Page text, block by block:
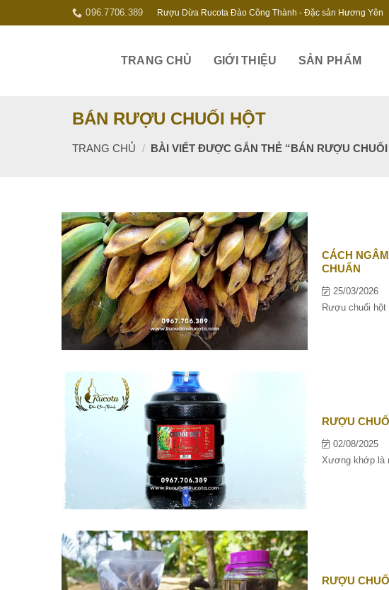
to
096.7706.389 Rượu Dừa Rucota Đào Công Thành - Đặc sản Hương Yên
TRANG CHỦ GIỚI THIỆU SẢN PHẨM
BÁN RƯỢU CHUỐI HỘT
TRANG CHỦ / BÀI VIẾT ĐƯỢC GẮN THẺ “BÁN RƯỢU CHUỐI
CÁCH
CHUẨN
Rượu chuối hột
25/03/2026
RƯỢU
Xương khớp là
02/08/2025
RƯỢU